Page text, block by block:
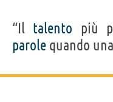
“Il talento più
parole quando